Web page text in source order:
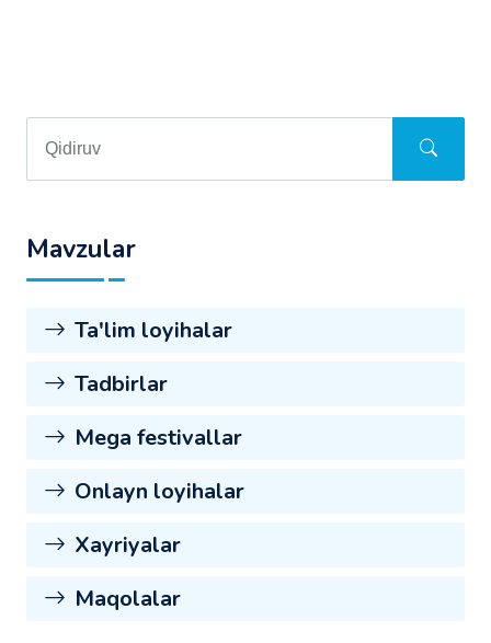
Mavzular
Ta'lim loyihalar
Tadbirlar
Mega festivallar
Onlayn loyihalar
Xayriyalar
Maqolalar